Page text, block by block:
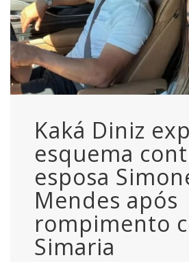
Kaká Diniz
esquema
esposa
Mendes após
rompimento
Simaria